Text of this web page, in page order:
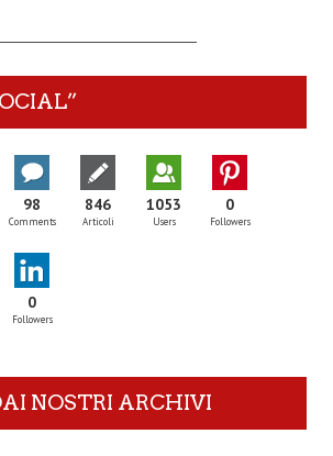
98
Comments
846
Articoli
1053
Users
0
Followers
0
Followers
NOSTRI ARCHIVI